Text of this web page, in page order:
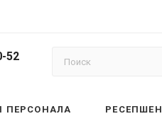
52
ПЕРСОНАЛА РЕСЕПШЕН